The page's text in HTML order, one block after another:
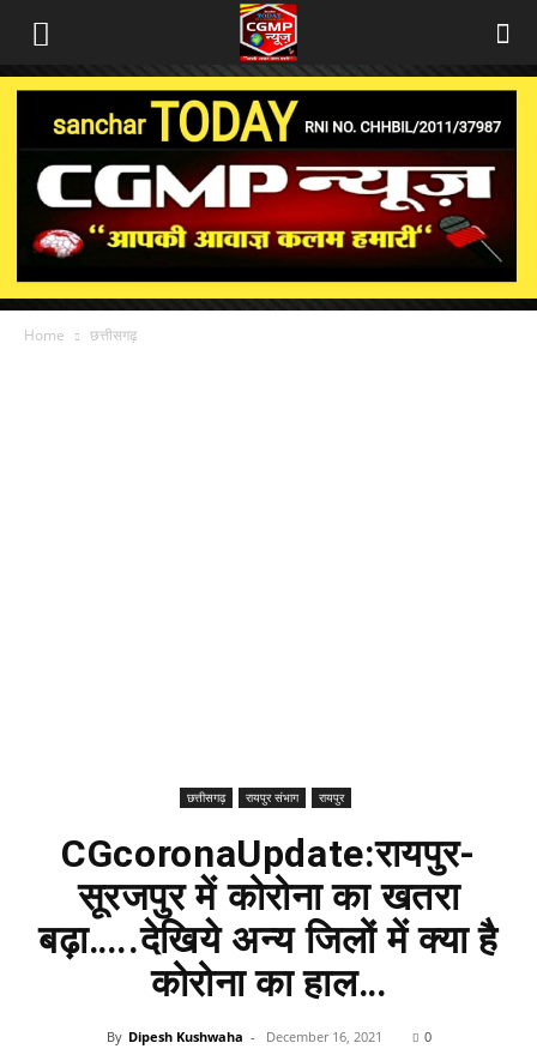
Home छत्तीसगढ़
छत्तीसगढ़ रायपुर संभाग रायपुर
CGcoronaUpdate:रायपुर-
सूरजपुर में कोरोना का खतरा
बढ़ा…..देखिये अन्य जिलों में क्या है
कोरोना का हाल…
By Dipesh Kushwaha - December 16, 2021 0